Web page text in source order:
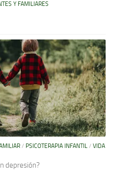
Y FAMILIARES
/ PSICOTERAPIA INFANTIL / VIDA
depresión?